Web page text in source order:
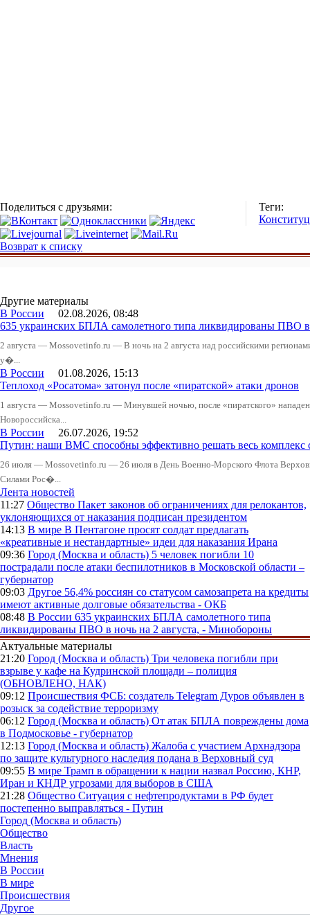
Поделиться с друзьями:
Теги:
Возврат к списку
Другие материалы
В России 02.08.2026, 08:48
635 украинских БПЛА самолетного типа ликвидированы ПВО
2 августа — Mossovetinfo.ru — В ночь на 2 августа над российскими
у�...
В России 01.08.2026, 15:13
Теплоход «Росатома» затонул после «пиратской» атаки дронов
1 августа — Mossovetinfo.ru — Минувшей ночью, после «пиратского»
Новороссийска...
В России 26.07.2026, 19:52
Путин: наши ВМС способны эффективно решать весь комплекс
26 июля — Mossovetinfo.ru — 26 июля в День Военно-Морского Флота
Силами Рос�...
Лента новостей
11:27 Общество Пакет законов об ограничениях для релокантов,
уклоняющихся от наказания подписан президентом
14:13 В мире В Пентагоне просят солдат предлагать
«креативные и нестандартные» идеи для наказания Ирана
09:36 Город (Москва и область) 5 человек погибли 10
пострадали после атаки беспилотников в Московской области –
губернатор
09:03 Другое 56,4% россиян со статусом самозапрета на кредиты
имеют активные долговые обязательства - ОКБ
08:48 В России 635 украинских БПЛА самолетного типа
ликвидированы ПВО в ночь на 2 августа, - Минобороны
Актуальные материалы
21:20 Город (Москва и область) Три человека погибли при
взрыве у кафе на Кудринской площади – полиция
(ОБНОВЛЕНО, НАК)
09:12 Происшествия ФСБ: создатель Telegram Дуров объявлен в
розыск за содействие терроризму
06:12 Город (Москва и область) От атак БПЛА повреждены дома
в Подмосковье - губернатор
12:13 Город (Москва и область) Жалоба с участием Архнадзора
по защите культурного наследия подана в Верховный суд
09:55 В мире Трамп в обращении к нации назвал Россию, КНР,
Иран и КНДР угрозами для выборов в США
21:28 Общество Ситуация с нефтепродуктами в РФ будет
постепенно выправляться - Путин
Город (Москва и область)
Общество
Власть
Мнения
В России
В мире
Происшествия
Другое